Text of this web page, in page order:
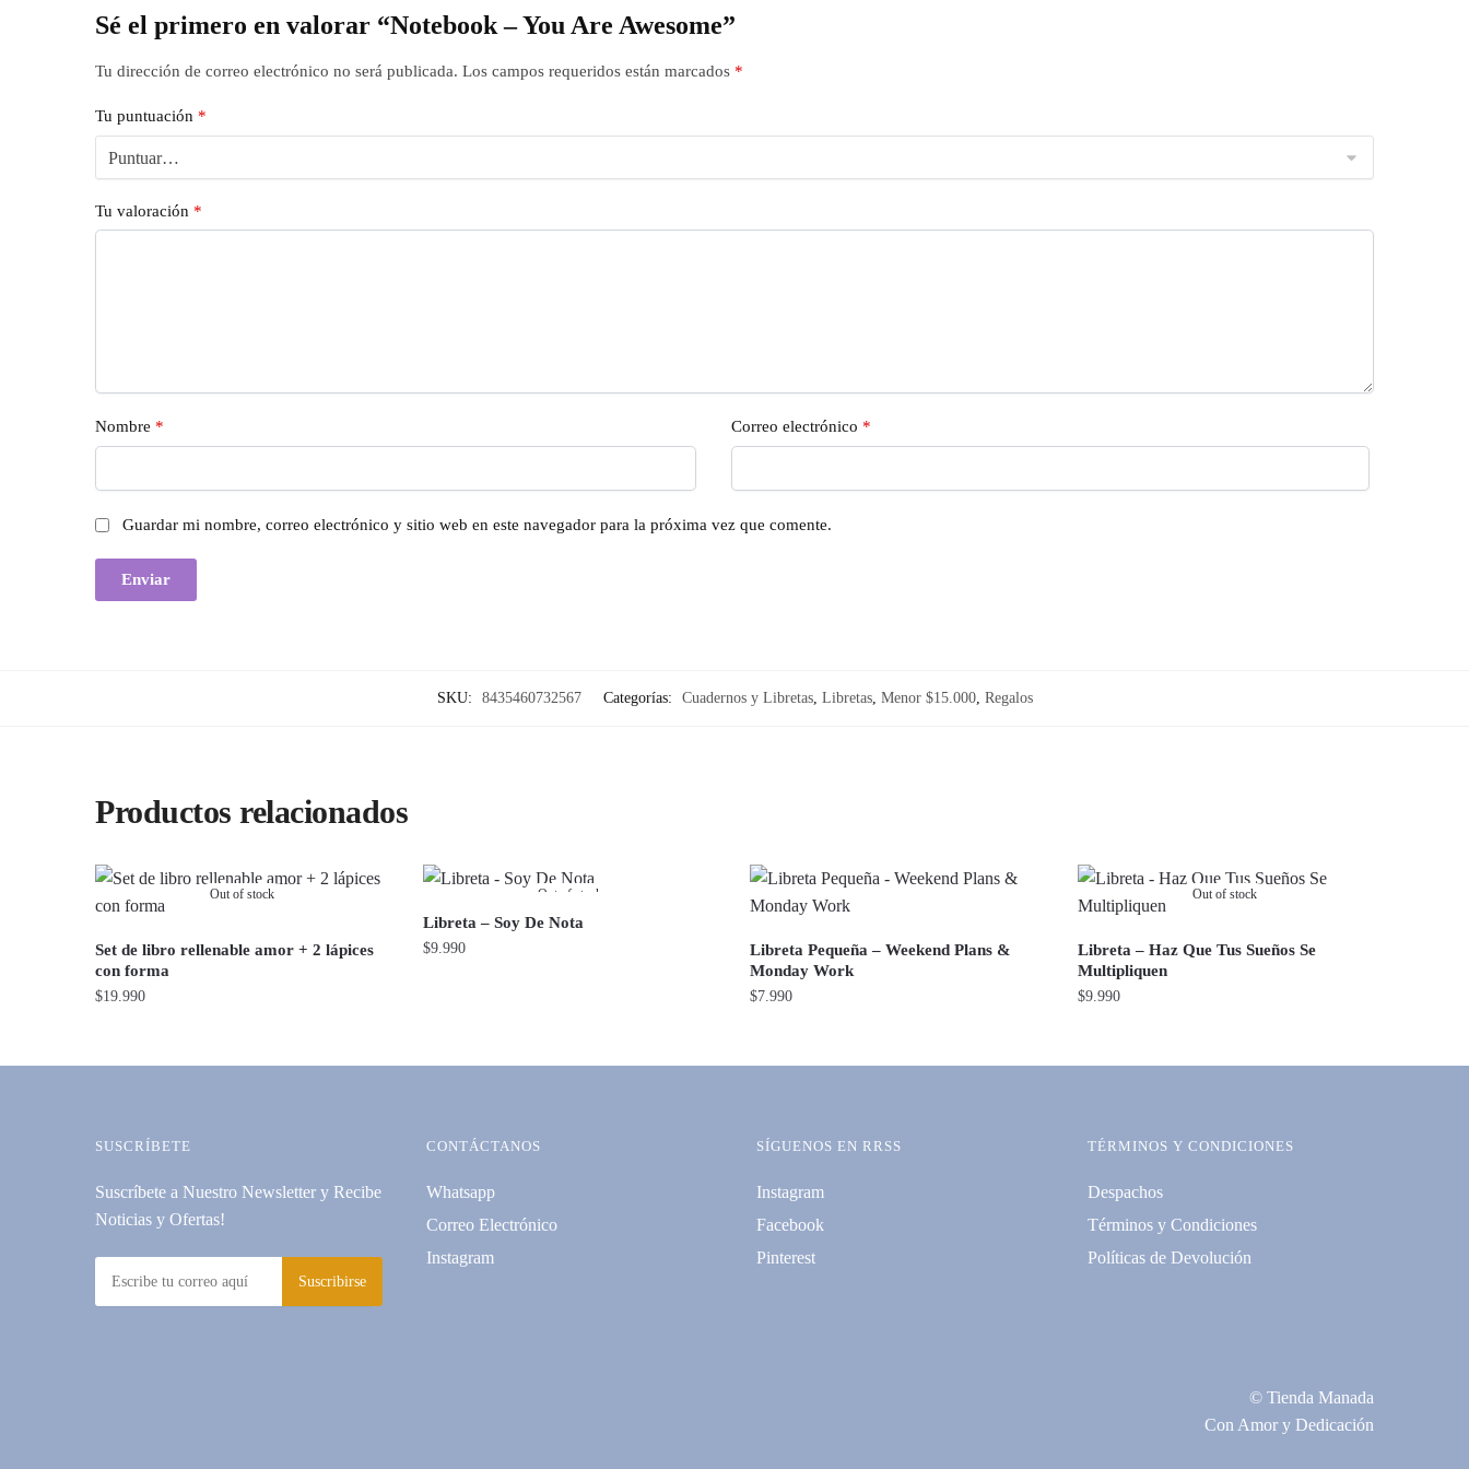
Sé el primero en valorar “Notebook – You Are Awesome”
Tu dirección de correo electrónico no será publicada. Los campos requeridos están marcados *
Tu puntuación *
Tu valoración *
Nombre * Correo electrónico *
Guardar mi nombre, correo electrónico y sitio web en este navegador para la próxima vez que comente.
SKU: 8435460732567 Categorías: Cuadernos y Libretas, Libretas, Menor $15.000, Regalos
Productos relacionados
Out of stock
Set de libro rellenable amor + 2 lápices
con forma
$19.990
Out of stock
Libreta – Soy De Nota
$9.990
Libreta Pequeña – Weekend Plans &
Monday Work
$7.990
Out of stock
Libreta – Haz Que Tus Sueños Se
Multipliquen
$9.990
SUSCRÍBETE
Suscríbete a Nuestro Newsletter y Recibe
Noticias y Ofertas!
CONTÁCTANOS
Whatsapp
Correo Electrónico
Instagram
SÍGUENOS EN RRSS
Instagram
Facebook
Pinterest
TÉRMINOS Y CONDICIONES
Despachos
Términos y Condiciones
Políticas de Devolución
© Tienda Manada
Con Amor y Dedicación